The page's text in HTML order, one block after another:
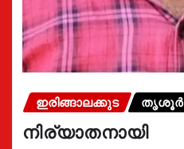
ഇരിങ്ങാലക്കുട തൃശൂർ
നിര്യാതനായി